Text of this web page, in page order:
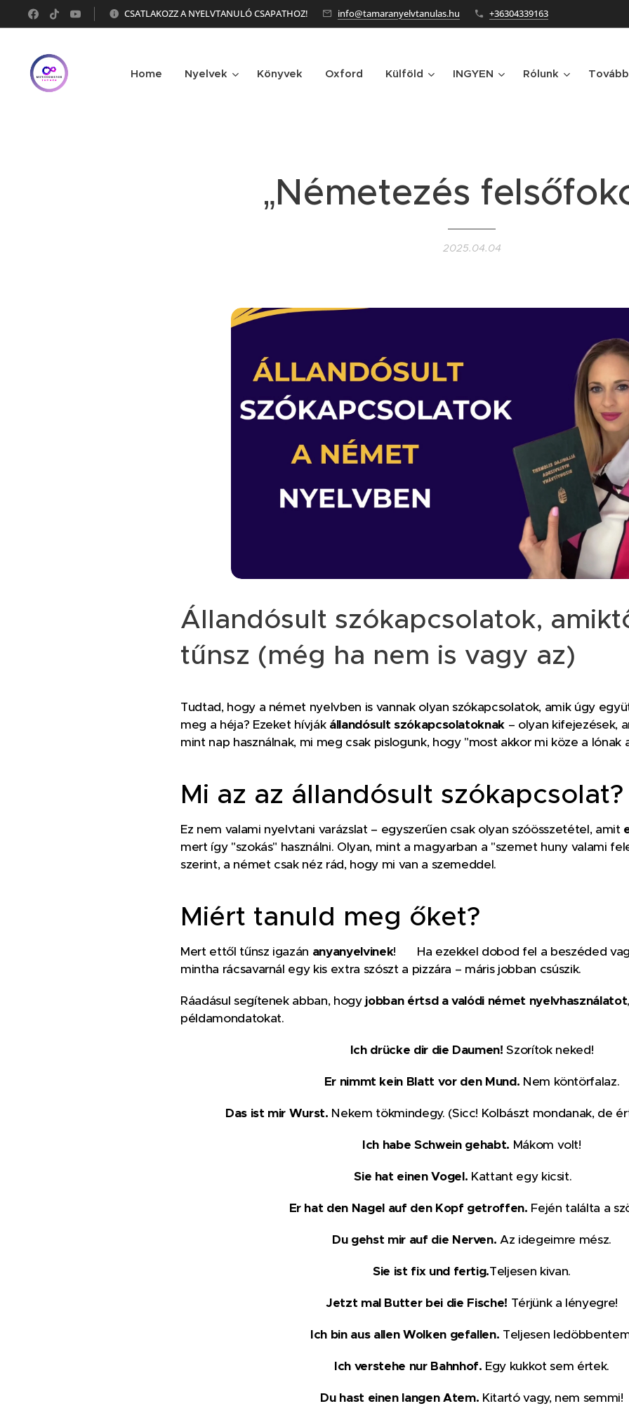
CSATLAKOZZ A NYELVTANULÓ CSAPATHOZ! info@tamaranyelvtanulas.hu +36304339163
Home Nyelvek Könyvek Oxford Külföld INGYEN Rólunk
„Németezés
2025.04.04
Állandósult szókapcsolatok,
tűnsz (még ha nem is vagy az)
Tudtad, hogy a német nyelvben is vannak olyan szókapcsolatok, amik úgy
meg a héja? Ezeket hívják állandósult szókapcsolatoknak – olyan kifejezések,
mint nap használnak, mi meg csak pislogunk, hogy "most akkor mi köze a lónak
Mi az az állandósult szókapcsolat?
Ez nem valami nyelvtani varázslat – egyszerűen csak olyan szóösszetétel, amit
mert így "szokás" használni. Olyan, mint a magyarban a "szemet huny valami
szerint, a német csak néz rád, hogy mi van a szemeddel. 😅
Miért tanuld meg őket?
Mert ettől tűnsz igazán anyanyelvinek! 💪 Ha ezekkel dobod fel a beszéded
mintha rácsavarnál egy kis extra szószt a pizzára – máris jobban csúszik.
Ráadásul segítenek abban, hogy jobban értsd a valódi német nyelvhasználatot
példamondatokat.
Ich drücke dir die Daumen!Szorítok neked!
Er nimmt kein Blatt vor den Mund. Nem köntörfalaz.
Das ist mir Wurst. Nekem tökmindegy. (Sicc! Kolbászt mondanak, de
Ich habe Schwein gehabt. Mákom volt!
Sie hat einen Vogel. Kattant egy kicsit. 🐦
Er hat den Nagel auf den Kopf getroffen. Fején találta a
Du gehst mir auf die Nerven.Az idegeimre mész.
Sie ist fix und fertig.Teljesen kivan.
Jetzt mal Butter bei die Fische! Térjünk a lényegre!
Ich bin aus allen Wolken gefallen. Teljesen
Ich verstehe nur Bahnhof. Egy kukkot sem értek.
Du hast einen langen Atem. Kitartó vagy, nem semmi!